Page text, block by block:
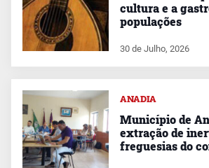
cultura e a
populações
30 de Julho, 2026
ANADIA
Município de
extração de
freguesias do